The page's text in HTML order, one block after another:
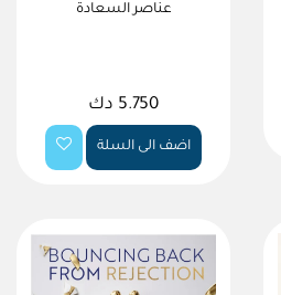
عناصر السعادة
5.750 دك
اضف الى السلة